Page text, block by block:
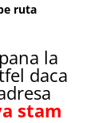
ruta
la
daca
stam